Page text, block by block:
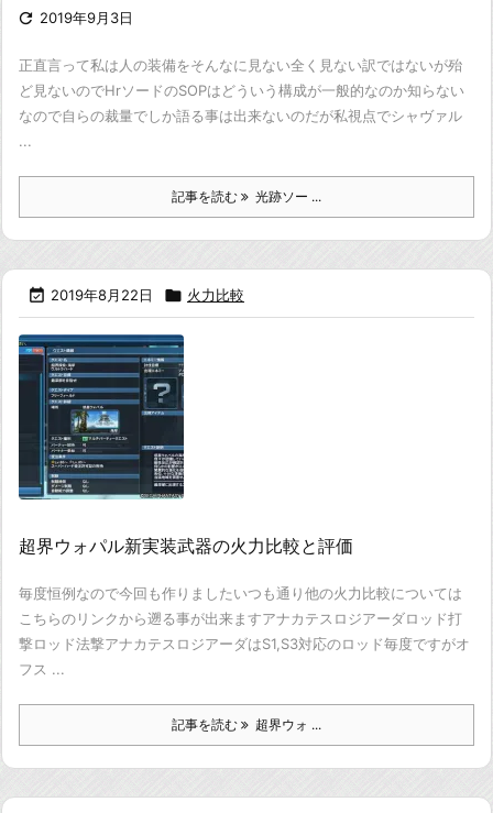
 2019年9月3日
正直言って私は人の装備をそんなに見ない全く見ない訳ではないが殆
ど見ないのでHrソードのSOPはどういう構成が一般的なのか知らない
なので自らの裁量でしか語る事は出来ないのだが私視点でシャヴァル
...
記事を読む 光跡ソー ...
 2019年8月22日  火力比較
超界ウォパル新実装武器の火力比較と評価
毎度恒例なので今回も作りましたいつも通り他の火力比較については
こちらのリンクから遡る事が出来ますアナカテスロジアーダロッド打
撃ロッド法撃アナカテスロジアーダはS1,S3対応のロッド毎度ですがオ
フス ...
記事を読む 超界ウォ ...